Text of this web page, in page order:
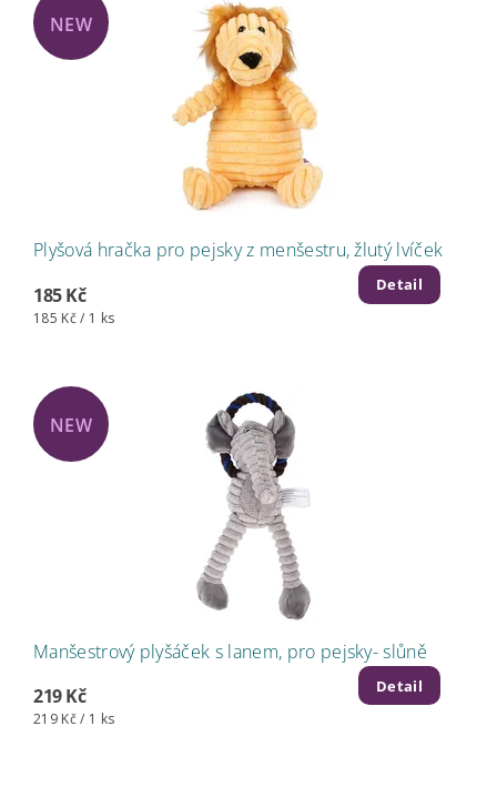
NEW
Plyšová hračka pro pejsky z menšestru, žlutý lvíček
185 Kč
185 Kč / 1 ks
Detail
NEW
Manšestrový plyšáček s lanem, pro pejsky- slůně
219 Kč
219 Kč / 1 ks
Detail